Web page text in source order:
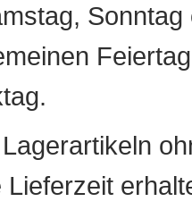
Lieferzeit